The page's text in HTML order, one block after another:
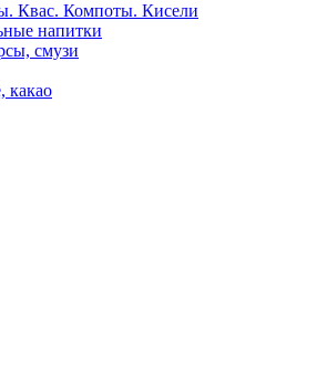
Квас. Компоты. Кисели
напитки
смузи
какао